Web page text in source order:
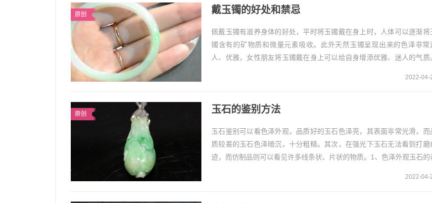
原创 戴玉镯的好处和禁忌
佩戴玉镯有滋养身体的好处，平时将玉镯戴在身上时，人体可以逐渐将
镯含有的矿物质和微量元素吸收。此外天然玉镯呈现出来的色泽非常
人、优雅，女性朋友将玉镯戴在身上可以给自身增添优雅、迷人的气质
2022-04-
原创 玉石的鉴别方法
玉石鉴别可以看色泽外观，品质好的玉石色泽亮，其表面非常光滑，而
质较差的玉石色泽暗沉，十分粗糙。其次，在强光下玉石无法看到打磨
迹，而仿制品则可以看见许多线条状、片状的物质。1、色泽外观玉石的
2022-04-